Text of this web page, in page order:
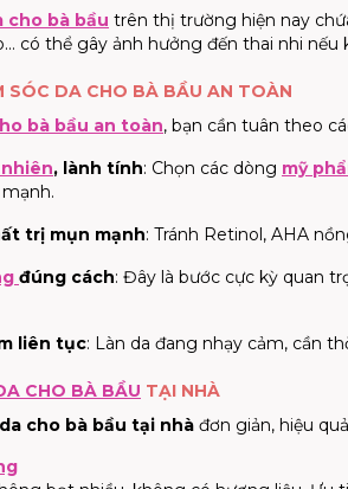
cho bà bầu trên thị trường hiện nay
có thể gây ảnh hưởng đến thai nhi
SÓC DA CHO BÀ BẦU AN TOÀN
bà bầu an toàn, bạn cần tuân theo
, lành tính: Chọn các dòng mỹ
trị mụn mạnh: Tránh Retinol, AHA
đúng cách: Đây là bước cực kỳ quan
liên tục: Làn da đang nhạy cảm, cần
CHO BÀ BẦU TẠI NHÀ
cho bà bầu tại nhà đơn giản, hiệu